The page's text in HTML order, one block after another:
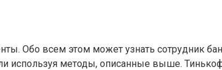
Обо всем этом может узнать сотрудник
используя методы, описанные выше.